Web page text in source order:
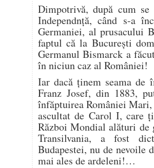
Dimpotrivă, după cum
Independnță, când s-a
Germaniei, al prusacului
faptul că la București
Germanul Bismarck a
în niciun caz al României!
Iar dacă ținem seama de
Franz Josef, din 1883,
înfăptuirea României
ascultat de Carol I, care
Război Mondial alături
Transilvania, a fost
Budapestei, nu de
mai ales de ardeleni!…